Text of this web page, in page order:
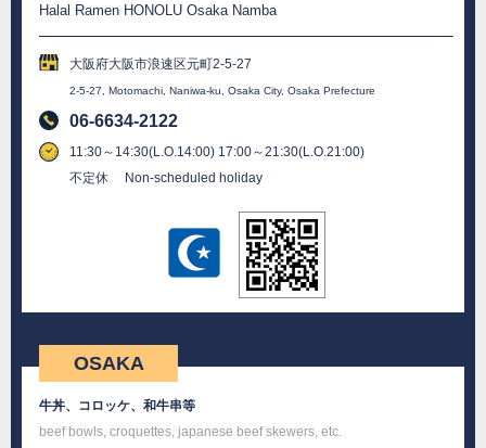
Halal Ramen HONOLU Osaka Namba
大阪府大阪市浪速区元町2-5-27
2-5-27, Motomachi, Naniwa-ku, Osaka City, Osaka Prefecture
06-6634-2122
11:30～14:30(L.O.14:00) 17:00～21:30(L.O.21:00)
不定休 Non-scheduled holiday
OSAKA
牛丼、コロッケ、和牛串等
beef bowls, croquettes, japanese beef skewers, etc.